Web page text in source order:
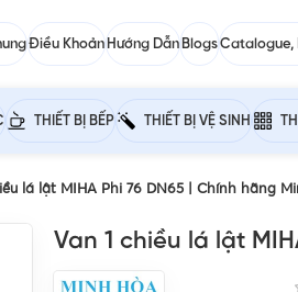
Điều Khoản Hướng Dẫn BlogsCatalogue,
THIẾT BỊ BẾP THIẾT BỊ VỆ SINH
lá lật MIHA Phi 76 DN65 | Chính hãng
Van 1 chiều lá lật